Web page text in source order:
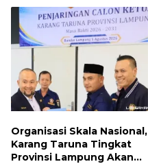
Hadir di Tengah
Masyarakat
Organisasi Skala Nasional,
Karang Taruna Tingkat
Provinsi Lampung Akan